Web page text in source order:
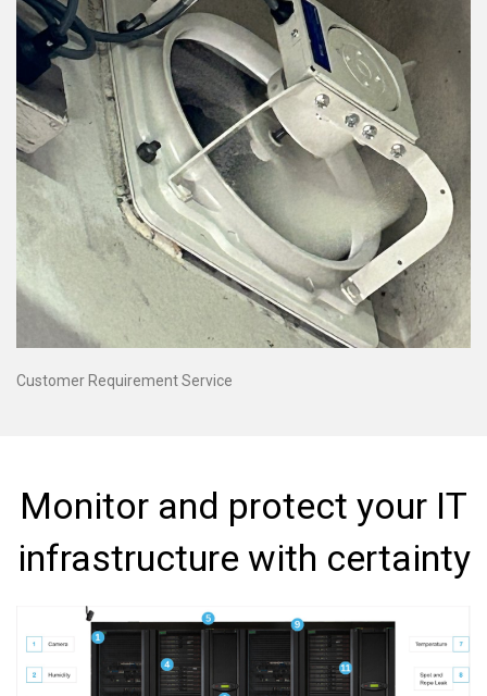
Customer Requirement Service
Monitor and protect your IT
infrastructure with certainty